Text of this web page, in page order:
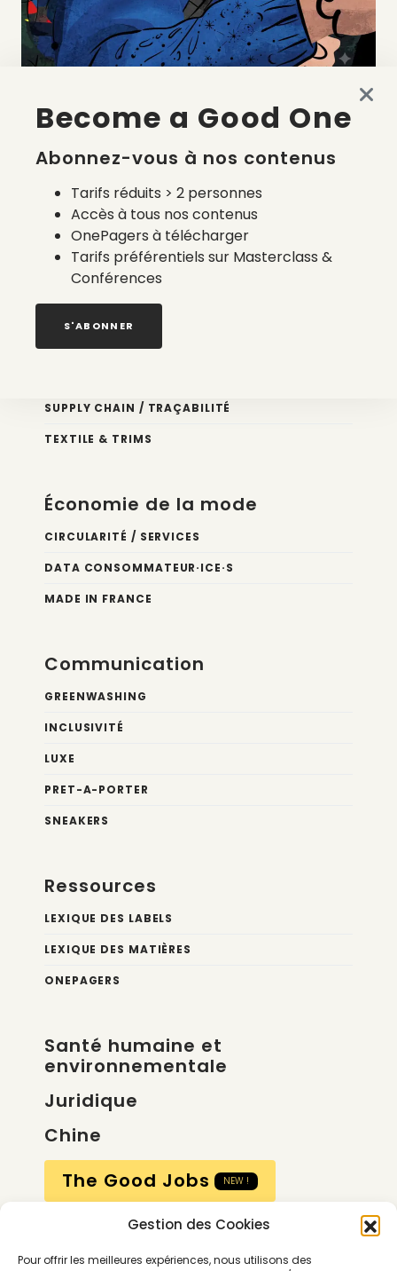
Gestion des Cookies
Pour offrir les meilleures expériences, nous utilisons des
La liste des marques d’outdoor sans PFAS/PFAS-free
31 juillet 2026
Éco conception
SUPPLY CHAIN / TRAÇABILITÉ
TEXTILE & TRIMS
Économie de la mode
CIRCULARITÉ / SERVICES
DATA CONSOMMATEUR·ICE·S
MADE IN FRANCE
Communication
GREENWASHING
INCLUSIVITÉ
LUXE
PRET-A-PORTER
SNEAKERS
Ressources
LEXIQUE DES LABELS
LEXIQUE DES MATIÈRES
ONEPAGERS
Santé humaine et
environnementale
Juridique
Chine
The Good Jobs
NEW !
Compte
Become a Good One
Abonnez-vous à nos contenus
Tarifs réduits > 2 personnes
Accès à tous nos contenus
OnePagers à télécharger
Tarifs préférentiels sur Masterclass &
Conférences
S'ABONNER